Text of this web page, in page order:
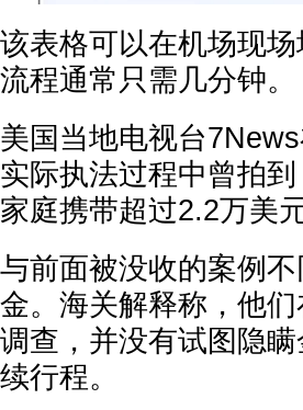
该表格可以在机场现
流程通常只需几分钟。
美国当地电视台
实际执法过程中曾拍
家庭携带超过2.2万美
与前面被没收的案例
金。海关解释称，他
调查，并没有试图隐
续行程。